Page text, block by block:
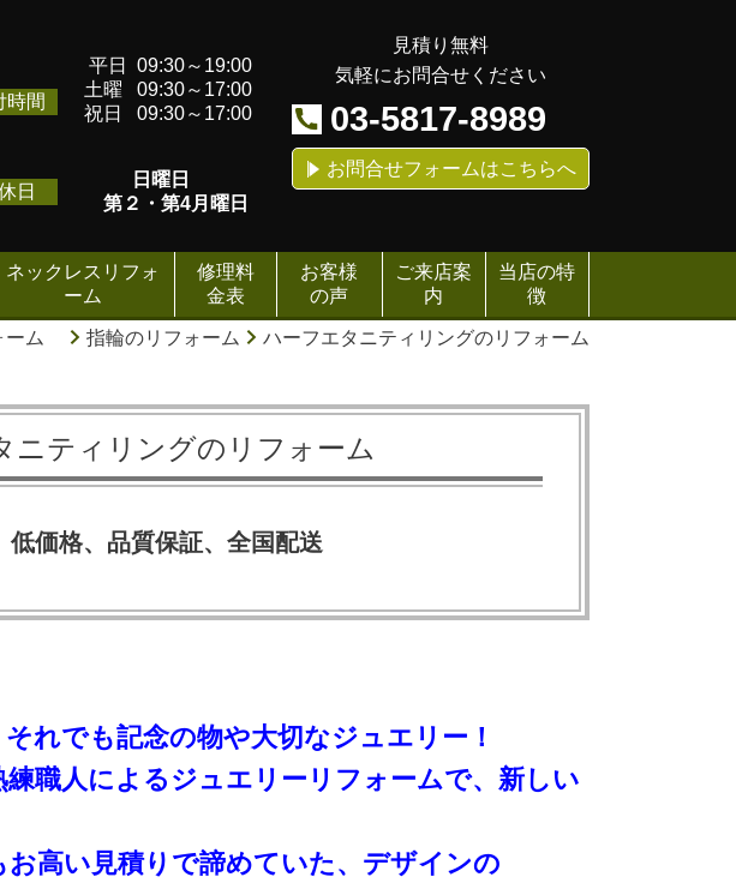
時間
平日 09:30～19:00
土曜 09:30～17:00
祝日 09:30～17:00
日
日曜日
第２・第4月曜日
見積り無料
気軽にお問合せください
03-5817-8989
お問合せフォームはこちらへ
ネックレスリフォ
ーム
修理料
金表
お客様
の声
ご来店案
内
当店の特
徴
ーム 指輪のリフォーム ハーフエタニティリングのリフォーム
ニティ リングのリフォーム
低価格、品質保証、全国配送
れでも記念の物や大切なジュエリー！
職人によるジュエリーリフォームで、新しい
高い見積りで諦めていた、デザインの